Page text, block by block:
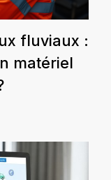
fluviaux :
matériel